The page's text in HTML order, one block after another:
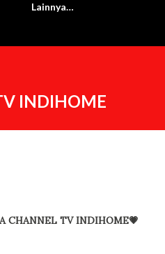
Lainnya…
INDIHOME
CHANNEL TV INDIHOME💗